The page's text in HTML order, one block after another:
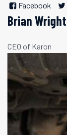
Facebook
Brian Wright
CEO of Karon